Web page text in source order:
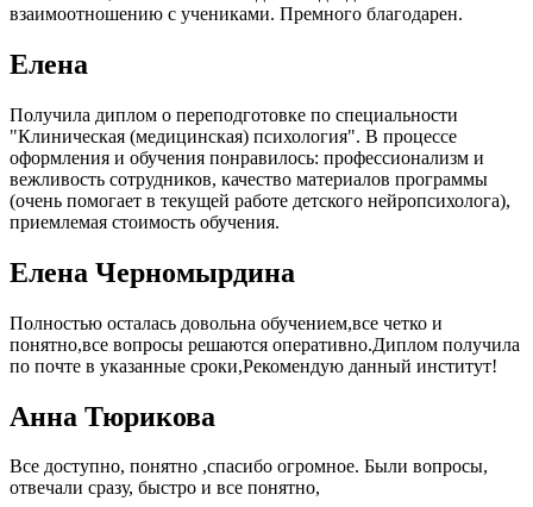
взаимоотношению с учениками. Премного благодарен.
Елена
Получила диплом о переподготовке по специальности
"Клиническая (медицинская) психология". В процессе
оформления и обучения понравилось: профессионализм и
вежливость сотрудников, качество материалов программы
(очень помогает в текущей работе детского нейропсихолога),
приемлемая стоимость обучения.
Елена Черномырдина
Полностью осталась довольна обучением,все четко и
понятно,все вопросы решаются оперативно.Диплом получила
по почте в указанные сроки,Рекомендую данный институт!
Анна Тюрикова
Все доступно, понятно ,спасибо огромное. Были вопросы,
отвечали сразу, быстро и все понятно,